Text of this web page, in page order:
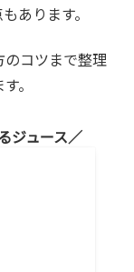
あります。
のコツまで整理
。
ジュース